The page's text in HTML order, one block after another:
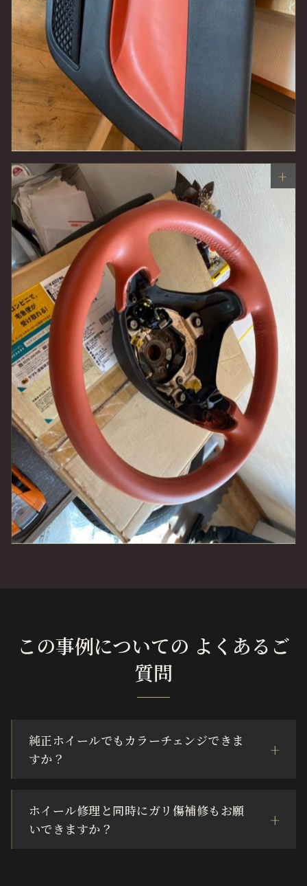
この事例についての よくあるご
質問
純正ホイールでもカラーチェンジできま
すか？
ホイール修理と同時にガリ傷補修もお願
いできますか？